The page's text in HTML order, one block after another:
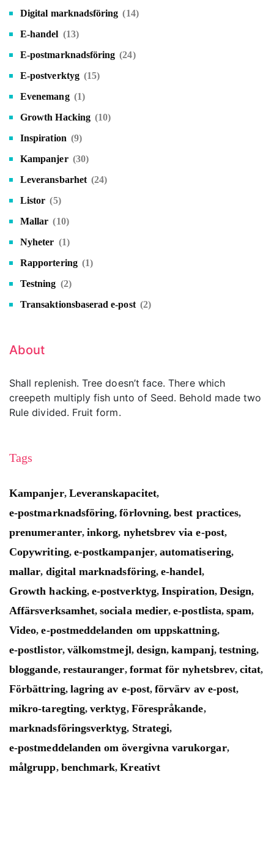
Digital marknadsföring (14)
E-handel (13)
E-postmarknadsföring (24)
E-postverktyg (15)
Evenemang (1)
Growth Hacking (10)
Inspiration (9)
Kampanjer (30)
Leveransbarhet (24)
Listor (5)
Mallar (10)
Nyheter (1)
Rapportering (1)
Testning (2)
Transaktionsbaserad e-post (2)
About
Shall replenish. Tree doesn’t face. There which
creepeth multiply fish unto of Seed. Behold made two
Rule divided. Fruit form.
Tags
Kampanjer, Leveranskapacitet,
e-postmarknadsföring,förlovning,best practices,
prenumeranter, inkorg, nyhetsbrev via e-post,
Copywriting, e-postkampanjer, automatisering,
mallar, digital marknadsföring,e-handel,
Growth hacking,e-postverktyg,Inspiration, Design,
Affärsverksamhet,sociala medier,e-postlista,spam,
Video,e-postmeddelanden om uppskattning,
e-postlistor, välkomstmejl, design,kampanj, testning,
bloggande, restauranger, format för nyhetsbrev,citat,
Förbättring, lagring av e-post,förvärv av e-post,
mikro-taregting,verktyg, Förespråkande,
marknadsföringsverktyg, Strategi,
e-postmeddelanden om övergivna varukorgar,
målgrupp, benchmark,Kreativt